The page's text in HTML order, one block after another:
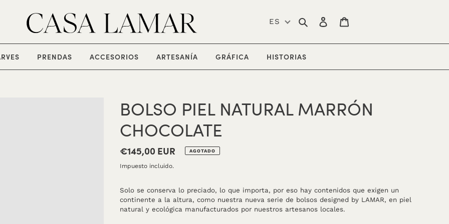
ES Buscar IngresarCarrito
EXPANDIR
PRENDASEXPANDIRACCESORIOSEXPANDIRARTESANÍAEXPANDIR
GRÁFICAEXPANDIRHISTORIAS
BOLSO PIEL NATURAL MARRÓN
CHOCOLATE
Precio
habitual
€145,00 EUR AGOTADO
Impuesto incluido.
Solo se conserva lo preciado, lo que importa, por eso hay contenidos que exigen un
continente a la altura, como nuestra nueva serie de bolsos designed by LAMAR, en piel
natural y ecológica manufacturados por nuestros artesanos locales.